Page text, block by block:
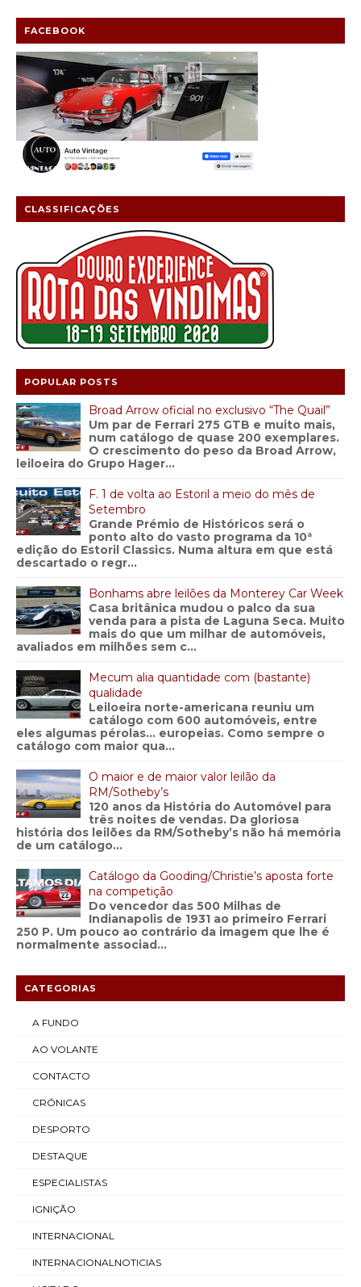
FACEBOOK
CLASSIFICAÇÕES
POPULAR POSTS
Broad Arrow oficial no exclusivo “The Quail”
Um par de Ferrari 275 GTB e muito mais,
num catálogo de quase 200 exemplares.
O crescimento do peso da Broad Arrow,
leiloeira do Grupo Hager...
F. 1 de volta ao Estoril a meio do mês de
Setembro
Grande Prémio de Históricos será o
ponto alto do vasto programa da 10ª
edição do Estoril Classics. Numa altura em que está
descartado o regr...
Bonhams abre leilões da Monterey Car Week
Casa britânica mudou o palco da sua
venda para a pista de Laguna Seca. Muito
mais do que um milhar de automóveis,
avaliados em milhões sem c...
Mecum alia quantidade com (bastante)
qualidade
Leiloeira norte-americana reuniu um
catálogo com 600 automóveis, entre
eles algumas pérolas… europeias. Como sempre o
catálogo com maior qua...
O maior e de maior valor leilão da
RM/Sotheby’s
120 anos da História do Automóvel para
três noites de vendas. Da gloriosa
história dos leilões da RM/Sotheby’s não há memória
de um catálogo...
Catálogo da Gooding/Christie’s aposta forte
na competição
Do vencedor das 500 Milhas de
Indianapolis de 1931 ao primeiro Ferrari
250 P. Um pouco ao contrário da imagem que lhe é
normalmente associad...
CATEGORIAS
A FUNDO
AO VOLANTE
CONTACTO
CRÓNICAS
DESPORTO
DESTAQUE
ESPECIALISTAS
IGNIÇÃO
INTERNACIONAL
INTERNACIONALNOTICIAS